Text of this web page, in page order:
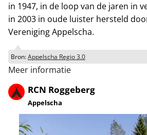
in 1947, in de loop van de jaren in
in 2003 in oude luister hersteld
Vereniging Appelscha.
Bron:Appelscha Regio 3.0
Meer informatie
RCN Roggeberg
Appelscha